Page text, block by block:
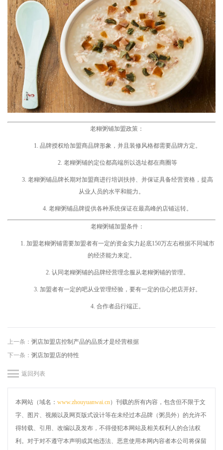
老糊粥铺加盟政策：
1. 品牌授权给加盟商品牌形象，并且装修风格都需要品牌方定。
2. 老糊粥铺的定位都高端所以选址都在商圈等
3. 老糊粥铺品牌长期对加盟商进行培训扶持、并保证具备经营资格，提高
从业人员的水平和能力。
4. 老糊粥铺品牌提供各种系统保证在最高峰的店铺运转。
老糊粥铺加盟条件：
1. 加盟老糊粥铺需要加盟者有一定的资金实力起底150万左右根据不同城市
的经济能力来定。
2. 认同老糊粥铺的品牌经营理念服从老糊粥铺的管理。
3. 加盟者有一定的吧从业管理经验，要有一定的信心把店开好。
4. 合作者品行端正。
上一条： 粥店加盟店控制产品的品质才是经营根据
下一条： 粥店加盟店的特性
返回列表
本网站（域名： www.zhouyuanwai.cn）刊载的所有内容，包含但不限于文
字、图片、视频以及网页版式设计等在未经过本品牌（粥员外）的允许不
得转载、引用、改编以及发布，不得侵犯本网站及相关权利人的合法权
利。对于对不遵守本声明或其他违法、恶意使用本网内容者本公司将保留